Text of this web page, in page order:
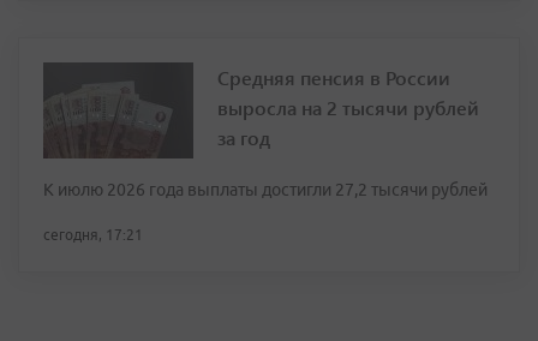
Средняя пенсия в России
выросла на 2 тысячи рублей
за год
К июлю 2026 года выплаты достигли 27,2 тысячи рублей
сегодня, 17:21